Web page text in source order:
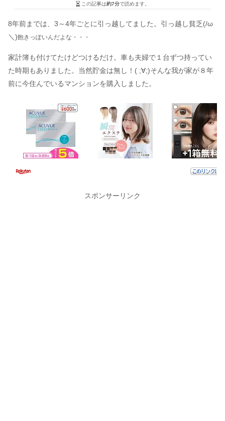
この記事は約7分で読めます。
8年前までは、3～4年ごとに引っ越してました。引っ越し貧乏(/ω
＼)飽きっぽいんだよな・・・
家計簿も付けてたけどつけるだけ。車も夫婦で１台ずつ持ってい
た時期もありました。当然貯金は無し！( ;∀;)そんな我が家が８年
前に今住んでいるマンションを購入しました。
スポンサーリンク